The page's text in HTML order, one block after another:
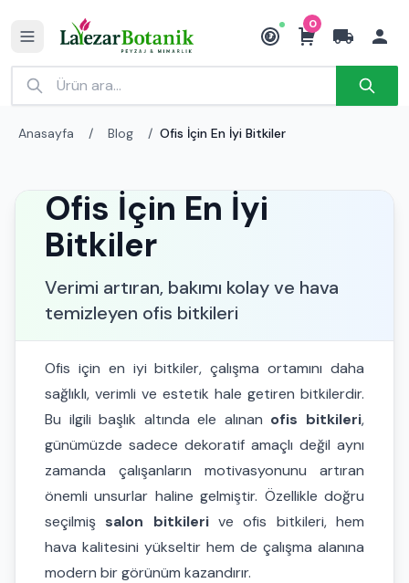
₺
0
Anasayfa / Blog / Ofis İçin En İyi Bitkiler
Ofis İçin En İyi
Bitkiler
Verimi artıran, bakımı kolay ve hava
temizleyen ofis bitkileri
Ofis için en iyi bitkiler, çalışma ortamını daha
sağlıklı, verimli ve estetik hale getiren bitkilerdir.
Bu ilgili başlık altında ele alınan ofis bitkileri,
günümüzde sadece dekoratif amaçlı değil aynı
zamanda çalışanların motivasyonunu artıran
önemli unsurlar haline gelmiştir. Özellikle doğru
seçilmiş salon bitkilerive ofis bitkileri, hem
hava kalitesini yükseltir hem de çalışma alanına
modern bir görünüm kazandırır.